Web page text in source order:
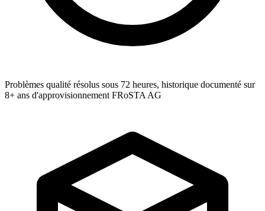
Problèmes qualité résolus sous 72 heures, historique documenté sur
8+ ans d'approvisionnement FRoSTA AG